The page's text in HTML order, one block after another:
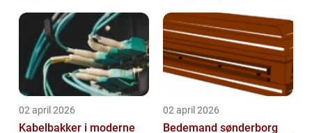
02 april 2026
Kabelbakker i moderne
02 april 2026
Bedemand sønderborg